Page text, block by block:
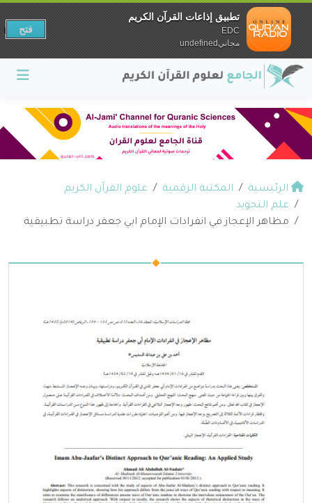
الرئيسية المكتبة الرقمية
علوم القرآن الكريم
علم التجويد
مظاهر الإعجاز في انفرادات الإمام ابي جعفر دراسة تطبيقية
تطبيق إذاعات القرآن الكريم
EDC
مجانيundefined
فتح